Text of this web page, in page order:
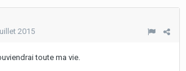
2015
toute ma vie.